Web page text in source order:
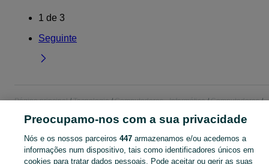
1 de 3
Seguinte
Página principal Tecnologia Computadores - Informática
Computadores
CATEGORIA
Preocupamo-nos com a sua privacidade
Nós e os nossos parceiros 447armazenamos e/ou acedemos a
informações num dispositivo, tais como identificadores únicos em
cookies para tratar dados pessoais. Pode aceitar ou gerir as suas